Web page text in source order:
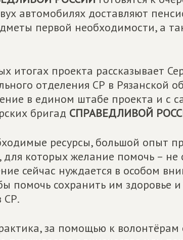
автомобилях доставляют
первой необходимости, а
итогах проекта рассказывает
отделения СР в Рязанской
в едином штабе проекта и с
бригад СПРАВЕДЛИВОЙ
ресурсы, большой опыт
которых желание помочь –
сейчас нуждается в особом
помочь сохранить им здоровье
СР.
за помощью к